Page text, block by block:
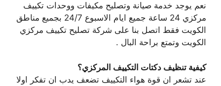
نعم يوجد خدمة صيانة وتصليح مكيفات ووحدات تكييف
مركزي 24 ساعة جميع ايام الاسبوع 24/7 بجميع مناطق
الكويت فقط اتصل بنا على شركة تصليح تكييف مركزي
الكويت وتمتع براحة البال .
كيفية تنظيف دكتات التكييف المركزي؟
عند تشعر ان قوة هواء التكييف تضعف يدب ان تفكر اولا